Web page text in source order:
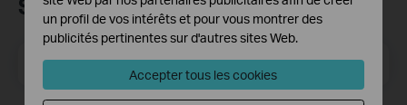
Subscription
E-mail S'enregistrer
un profil de vos intérêts et pour vous montrer des
publicités pertinentes sur d'autres sites Web.
Accepter tous les cookies